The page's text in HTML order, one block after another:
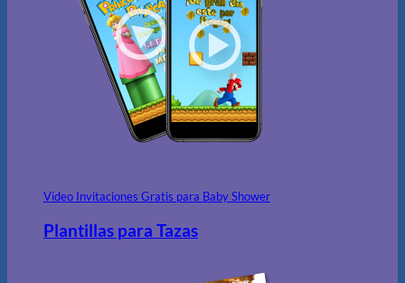
Video Invitaciones Gratis para Baby Shower
Plantillas para Tazas